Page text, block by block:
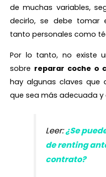
de muchas variables,
decirlo, se debe tomar
tanto personales como
Por lo tanto, no existe
sobre reparar coche o
hay algunas claves que
que sea más adecuada y
Leer:¿Se
de renting
contrato?